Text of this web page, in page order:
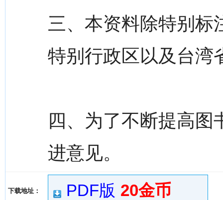
三、本资料除特别标
特别行政区以及台湾
四、为了不断提高
进意见。
下载地址： PDF版 20金币